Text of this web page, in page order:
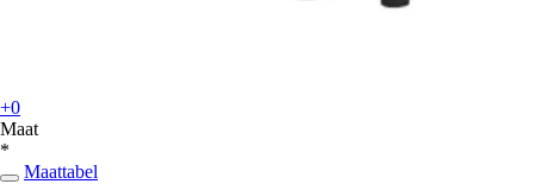
+0
Maat
*
Maattabel